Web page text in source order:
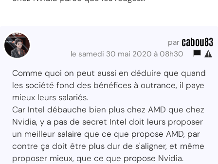
par cabou83
le samedi 30 mai 2020 à 08h30
Comme quoi on peut aussi en déduire que quand
les société fond des bénéfices à outrance, il paye
mieux leurs salariés.
Car Intel débauche bien plus chez AMD que chez
Nvidia, y a pas de secret Intel doit leurs proposer
un meilleur salaire que ce que propose AMD, par
contre ça doit être plus dur de s'aligner, et même
proposer mieux, que ce que propose Nvidia.